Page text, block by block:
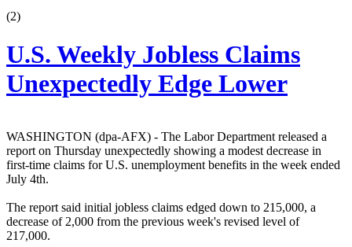
(2)
U.S. Weekly Jobless Claims
Unexpectedly Edge Lower
WASHINGTON (dpa-AFX) - The Labor Department released a
report on Thursday unexpectedly showing a modest decrease in
first-time claims for U.S. unemployment benefits in the week ended
July 4th.
The report said initial jobless claims edged down to 215,000, a
decrease of 2,000 from the previous week's revised level of
217,000.